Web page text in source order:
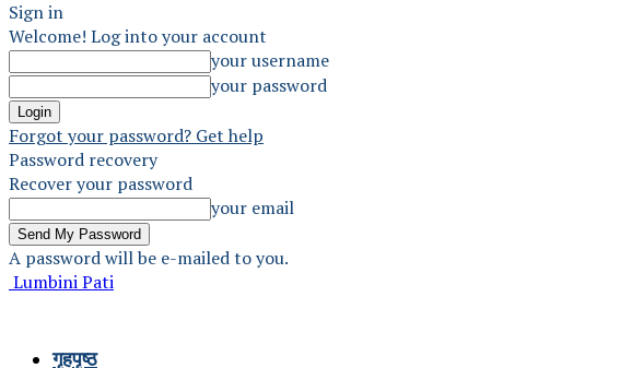
Sign in
Welcome! Log into your account
your username
your password
Forgot your password? Get help
Password recovery
Recover your password
your email
A password will be e-mailed to you.
Lumbini Pati
गृहपृष्ठ